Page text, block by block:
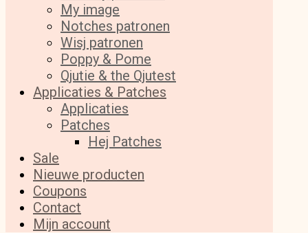
My image
Notches patronen
Wisj patronen
Poppy & Pome
Qjutie & the Qjutest
Applicaties & Patches
Applicaties
Patches
Hej Patches
Sale
Nieuwe producten
Coupons
Contact
Mijn account